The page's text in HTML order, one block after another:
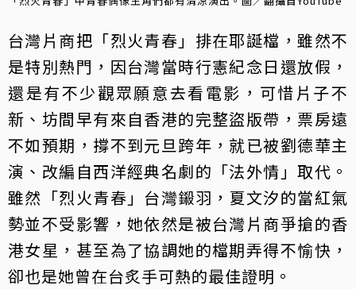
台灣片商把「烈火青春」排在耶誕檔，雖然不
是特別熱門，因台灣當時行憲紀念日還放假，
還是有不少觀眾願意去看電影，可惜片子不
新、坊間早有來自香港的完整盜版帶，票房遠
不如預期，撐不到元旦跨年，就已被劉德華主
演、改編自西洋經典名劇的「法外情」取代。
雖然「烈火青春」台灣鎩羽，夏文汐的當紅氣
勢並不受影響，她依然是被台灣片商爭搶的香
港女星，甚至為了協調她的檔期弄得不愉快，
卻也是她曾在台炙手可熱的最佳證明。